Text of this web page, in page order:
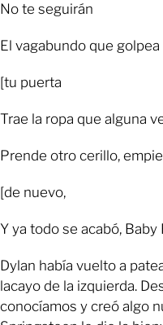
No te seguirán
El vagabundo que golpea
[tu puerta
Trae la ropa que alguna
Prende otro cerillo,
[de nuevo,
Y ya todo se acabó, Baby
Dylan había vuelto a
lacayo de la izquierda.
conocíamos y creó algo